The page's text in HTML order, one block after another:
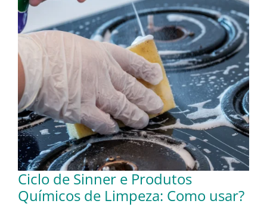
Ciclo de Sinner e Produtos
Químicos de Limpeza: Como usar?